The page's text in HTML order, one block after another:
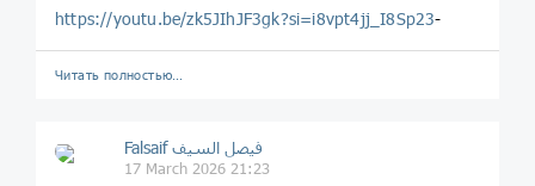
https://youtu.be/zk5JIhJF3gk?si=i8vpt4jj_I8Sp23-
Читать полностью…
Falsaif فيصل السيف
17 March 2026 21:23